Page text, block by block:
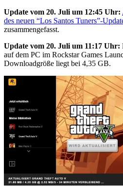
Update vom 20. Juli um 12:45 Uhr:
des neuen “Los Santos Tuners”-
zusammengefasst.
Update vom 20. Juli um 11:17 Uhr:
auf dem PC im Rockstar Games
Downloadgröße liegt bei 4,35 GB.